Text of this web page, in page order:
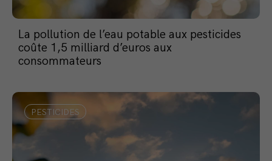
La pollution de l’eau potable aux pesticides
coûte 1,5 milliard d’euros aux
consommateurs
PESTICIDES